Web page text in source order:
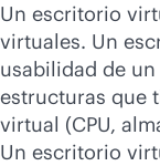
Un escritorio
virtuales. Un
usabilidad de
estructuras que
virtual (CPU,
Un escritorio